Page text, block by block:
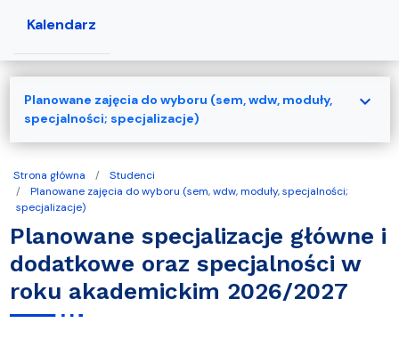
Kalendarz
Strona główna
Studenci
Planowane zajęcia do wyboru (sem, wdw, moduły, specjalności;
specjalizacje)
Planowane specjalizacje główne i
dodatkowe oraz specjalności w
roku akademickim 2026/2027
Planowane zajęcia do wyboru (sem, wdw, moduły,
specjalności; specjalizacje)
expand_more